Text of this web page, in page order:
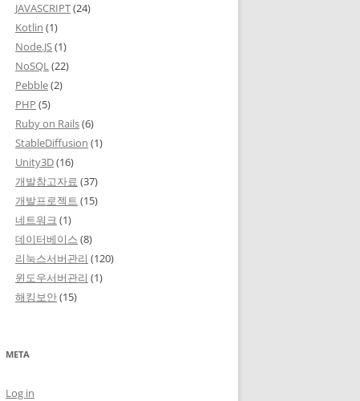
JAVASCRIPT(24)
Kotlin (1)
Node.JS(1)
NoSQL(22)
Pebble(2)
PHP (5)
Ruby on Rails(6)
StableDiffusion (1)
Unity3D(16)
개발참고자료 (37)
개발프로젝트 (15)
네트워크 (1)
데이터베이스 (8)
리눅스서버관리 (120)
윈도우서버관리 (1)
해킹보안(15)
META
Log in